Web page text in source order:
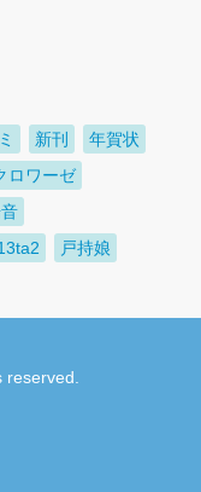
新刊
年賀状
ロワーゼ
戸持娘